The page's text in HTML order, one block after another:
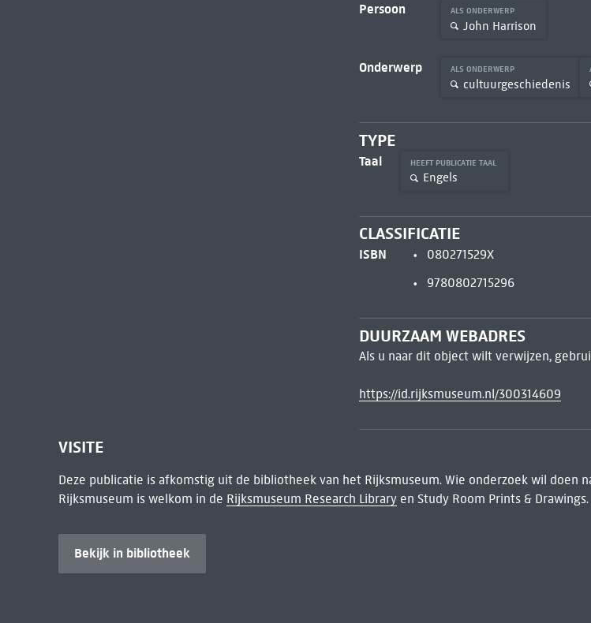
Persoon ALS ONDERWERP
John Harrison
Onderwerp ALS ONDERWERP
cultuurgeschiedenis
TYPE
Taal HEEFT PUBLICATIE TAAL
Engels
CLASSIFICATIE
ISBN
080271529X
9780802715296
DUURZAAM WEBADRES
Als u naar dit object wilt verwijzen,
https://id.rijksmuseum.nl/300314609
VISITE
Deze publicatie is afkomstig uit de bibliotheek van het Rijksmuseum. Wie onderzoek wil doen
Rijksmuseum is welkom in de Rijksmuseum Research Libraryen Study Room Prints & Drawings.
Bekijk in bibliotheek